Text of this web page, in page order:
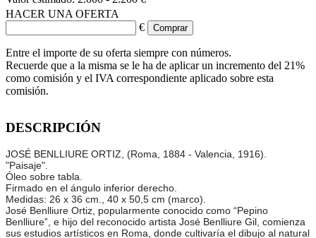
HACER UNA OFERTA
€
Entre el importe de su oferta siempre con números.
Recuerde que a la misma se le ha de aplicar un incremento del 21%
como comisión y el IVA correspondiente aplicado sobre esta
comisión.
DESCRIPCIÓN
JOSÉ BENLLIURE ORTIZ, (Roma, 1884 - Valencia, 1916).
"Paisaje".
Óleo sobre tabla.
Firmado en el ángulo inferior derecho.
Medidas: 26 x 36 cm., 40 x 50,5 cm (marco).
José Benlliure Ortiz, popularmente conocido como “Pepino
Benlliure”, e hijo del reconocido artista José Benlliure Gil, comienza
sus estudios artísticos en Roma, donde cultivaría el dibujo al natural